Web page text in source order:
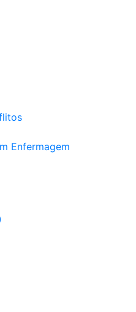
Enfermagem